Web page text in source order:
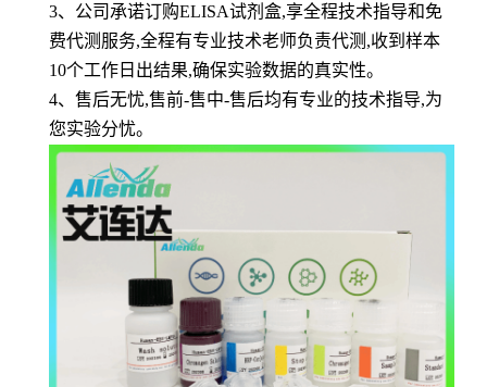
3、公司承诺订购ELISA试剂盒,享全程技术指导和免
费代测服务,全程有专业技术老师负责代测,收到样本
10个工作日出结果,确保实验数据的真实性。
4、售后无忧,售前-售中-售后均有专业的技术指导,为
您实验分忧。